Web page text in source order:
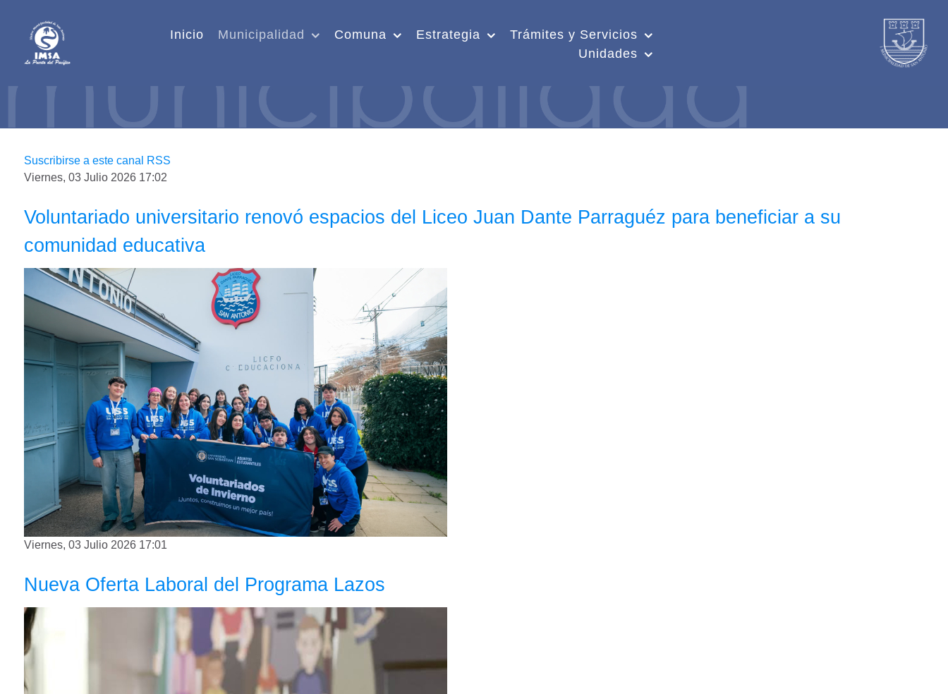
Inicio Municipalidad Comuna Estrategia
Trámites y Servicios
Unidades
Suscribirse a este canal RSS
Viernes, 03 Julio 2026 17:02
Voluntariado universitario renovó espacios del Liceo Juan Dante Parraguéz para beneficiar a su
comunidad educativa
Viernes, 03 Julio 2026 17:01
Nueva Oferta Laboral del Programa Lazos